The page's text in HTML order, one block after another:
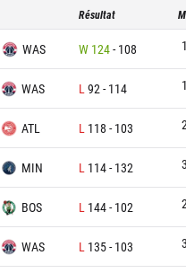
Résultat
WAS W 124- 108
WAS L 92 - 114
ATL L 118 - 103
MIN L 114- 132
BOS L 144- 102
WAS L 135- 103